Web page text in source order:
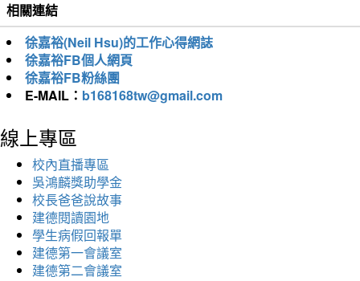
相關連結
徐嘉裕(Neil Hsu)的工作心得網誌
徐嘉裕FB個人網頁
徐嘉裕FB粉絲團
E-MAIL： b168168tw@gmail.com
線上專區
校內直播專區
吳鴻麟獎助學金
校長爸爸說故事
建德閱讀園地
學生病假回報單
建德第一會議室
建德第二會議室